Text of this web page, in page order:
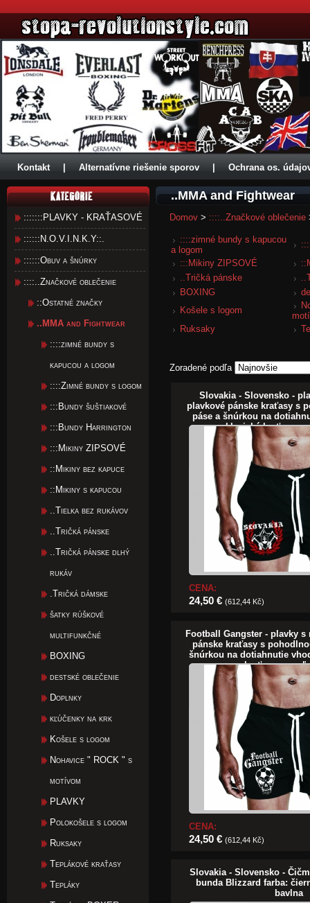
Kontakt Alternatívne riešenie sporov Ochrana os.
:::::::PLAVKY - KRAŤASOVÉ
::::::N.O.V.I.N.K.Y::.
::::::Obuv a šnúrky
::::..Značkové oblečenie
::Ostatné značky
..MMA and Fightwear
::::zimné bundy s
kapucou a logom
::::Zimné bundy s logom
:::Bundy šuštiakové
:::Bundy Harrington
:::Mikiny ZIPSOVÉ
::Mikiny bez kapuce
::Mikiny s kapucou
..Tielka bez rukávov
..Tričká pánske
..Tričká pánske dlhý
rukáv
.Tričká dámske
šatky rúškové
multifunkčné
BOXING
destské oblečenie
Doplnky
kľúčenky na krk
Košele s logom
Nohavice " ROCK " s
motívom
PLAVKY
Polokošele s logom
Ruksaky
Teplákové kraťasy
Tepláky
..MMA and Fightwear
Domov > ::::..Značkové oblečenie
::::zimné bundy s kapucou
a logom
:::Mikiny ZIPSOVÉ
..Tričká pánske
BOXING
Košele s logom
Ruksaky
Zoradené podľa
Slovakia - Slovensko -
plavkové pánske kraťasy s
páse a šnúrkou na
klasické kraťasy
CENA:
24,50 € (612,44 Kč)
Football Gangster - plavky
pánske kraťasy s
šnúrkou na dotiahnutie
kraťasy na
CENA:
24,50 € (612,44 Kč)
Slovakia - Slovensko -
bunda Blizzard farba:
bavlna